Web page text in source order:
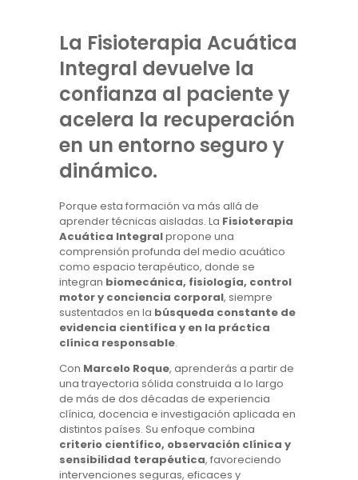
La Fisioterapia Acuática
Integral devuelve la
confianza al paciente y
acelera la recuperación
en un entorno seguro y
dinámico.
Porque esta formación va más allá de
aprender técnicas aisladas. La Fisioterapia
Acuática Integralpropone una
comprensión profunda del medio acuático
como espacio terapéutico, donde se
integran biomecánica, fisiología, control
motor y conciencia corporal, siempre
sustentados en la búsqueda constante de
evidencia científica y en la práctica
clínica responsable.
Con Marcelo Roque, aprenderás a partir de
una trayectoria sólida construida a lo largo
de más de dos décadas de experiencia
clínica, docencia e investigación aplicada en
distintos países. Su enfoque combina
criterio científico, observación clínica y
sensibilidad terapéutica, favoreciendo
intervenciones seguras, eficaces y